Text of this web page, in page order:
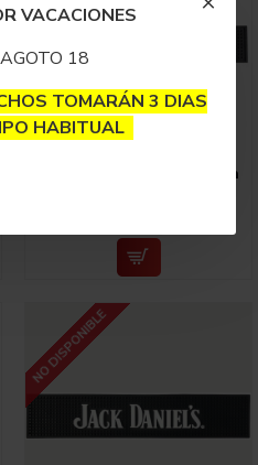
VACACIONES
18
TOMARÁN 3 DIAS
HABITUAL
Bar Mat Coca-Cola 48cm
NO DISPONIBLE